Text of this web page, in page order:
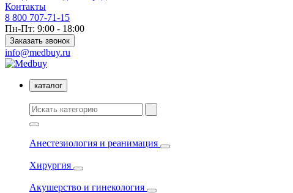
Контакты
8 800 707-71-15
Пн-Пт: 9:00 - 18:00
Заказать звонок
info@medbuy.ru
каталог
Анестезиология и реанимация
Хирургия
Акушерство и гинекология